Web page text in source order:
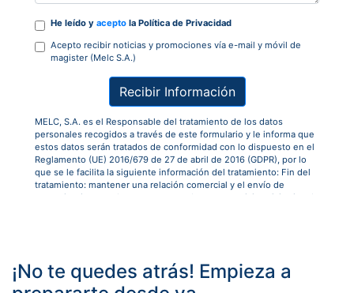
He leído y acepto la Política de Privacidad
Acepto recibir noticias y promociones vía e-mail y móvil de
magister (Melc S.A.)
Recibir Información
MELC, S.A. es el Responsable del tratamiento de los datos
personales recogidos a través de este formulario y le informa que
estos datos serán tratados de conformidad con lo dispuesto en el
Reglamento (UE) 2016/679 de 27 de abril de 2016 (GDPR), por lo
que se le facilita la siguiente información del tratamiento: Fin del
tratamiento: mantener una relación comercial y el envío de
comunicaciones sobre nuestros productos y servicios. Criterios de
destrucción total de los mismos. Derechos que asisten: Derecho a
retirar el consentimiento en cualquier momento. Derecho de
acceso, rectificación, portabilidad y supresión de sus datos y a la
¡No te quedes atrás! Empieza a